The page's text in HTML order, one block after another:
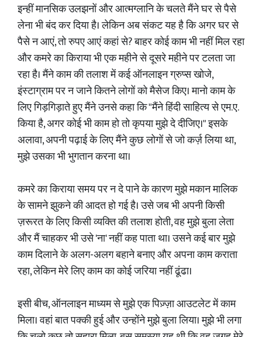
इन्हीं मानसिक उलझनों और आत्मग्लानि के चलते मैंने घर से पैसे
लेना भी बंद कर दिया है। लेकिन अब संकट यह है कि अगर घर से
पैसे न आएं, तो रुपए आएं कहां से? बाहर कोई काम भी नहीं मिल रहा
और कमरे का किराया भी एक महीने से दूसरे महीने पर टलता जा
रहा है। मैंने काम की तलाश में कई ऑनलाइन ग्रुप्स खोजे,
इंस्टाग्राम पर न जाने कितने लोगों को मैसेज किए। मानो काम के
लिए गिड़गिड़ाते हुए मैंने उनसे कहा कि "मैंने हिंदी साहित्य से एम.ए.
किया है, अगर कोई भी काम हो तो कृपया मुझे दे दीजिए।" इसके
अलावा, अपनी पढ़ाई के लिए मैंने कुछ लोगों से जो कर्ज़ लिया था,
मुझे उसका भी भुगतान करना था।
कमरे का किराया समय पर न दे पाने के कारण मुझे मकान मालिक
के सामने झुकने की आदत हो गई है। उसे जब भी अपनी किसी
ज़रूरत के लिए किसी व्यक्ति की तलाश होती, वह मुझे बुला लेता
और मैं चाहकर भी उसे 'ना' नहीं कह पाता था। उसने कई बार मुझे
काम दिलाने के अलग-अलग बहाने बनाए और अपना काम कराता
रहा, लेकिन मेरे लिए काम का कोई जरिया नहीं ढूंढा।
इसी बीच, ऑनलाइन माध्यम से मुझे एक पिज़्ज़ा आउटलेट में काम
मिला। वहां बात पक्की हुई और उन्होंने मुझे बुला लिया। मुझे भी लगा